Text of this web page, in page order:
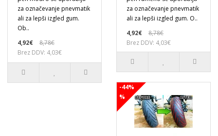
za označevanje pnevmatik
ali za lepši izgled gum.
Ob..
4,92€
8,78€
Brez DDV: 4,03€
za označevanje pnevmatik
ali za lepši izgled gum. O..
4,92€
8,78€
Brez DDV: 4,03€
-44%
%